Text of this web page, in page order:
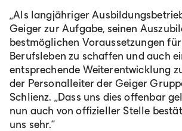
„Als langjähriger
Geiger zur Aufgabe, seinen
bestmöglichen Voraussetzungen
Berufsleben zu schaffen und auch
entsprechende Weiterentwicklung
der Personalleiter der Geiger
Schlienz. „Dass uns dies offenbar
nun auch von offizieller Stelle
uns sehr.“